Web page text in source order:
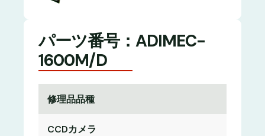
パーツ番号：ADIMEC-
1600M/D
修理品品種
CCDカメラ